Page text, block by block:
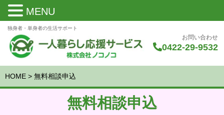
独身者・単身者の生活サポート
お問い合わせ
0422-29-9532
HOME > 無料相談申込
無料相談申込
MENU